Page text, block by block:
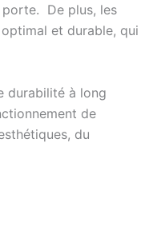
De plus, les
et durable, qui
durabilité à long
de
du